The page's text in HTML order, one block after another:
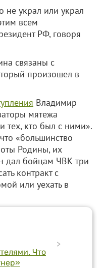
не украл или украл
всем
РФ, говоря
связаны с
произошел в
Владимир
мятежа
тех, кто был с ними».
«большинство
Родины, их
дал бойцам ЧВК три
контракт с
или уехать в
Что
>